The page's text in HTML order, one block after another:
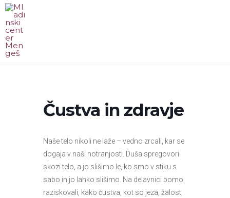
content
Čustva in zdravje
Naše telo nikoli ne laže – vedno zrcali, kar se
dogaja v naši notranjosti. Duša spregovori
skozi telo, a jo slišimo le, ko smo v stiku s
sabo in jo lahko slišimo. Na delavnici bomo
raziskovali, kako čustva, kot so jeza, žalost,